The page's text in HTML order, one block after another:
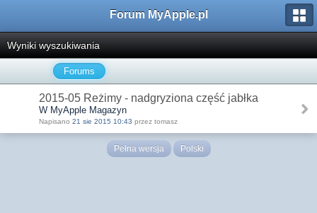
Forum MyApple.pl
Wyniki wyszukiwania
Forums
2015-05 Reżimy - nadgryziona część jabłka
W MyApple Magazyn
Napisano 21 sie 2015 10:43 przez tomasz
Pełna wersja Polski